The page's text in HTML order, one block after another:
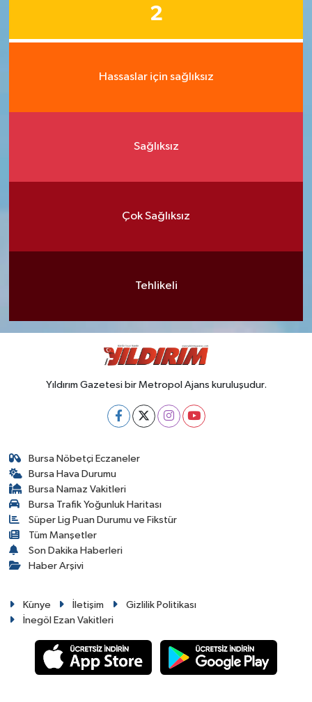
2
Hassaslar için sağlıksız
Sağlıksız
Çok Sağlıksız
Tehlikeli
Yıldırım Gazetesi bir Metropol Ajans kuruluşudur.
Bursa Nöbetçi Eczaneler
Bursa Hava Durumu
Bursa Namaz Vakitleri
Bursa Trafik Yoğunluk Haritası
Süper Lig Puan Durumu ve Fikstür
Tüm Manşetler
Son Dakika Haberleri
Haber Arşivi
Künye İletişim
Gizlilik Politikası
İnegöl Ezan Vakitleri